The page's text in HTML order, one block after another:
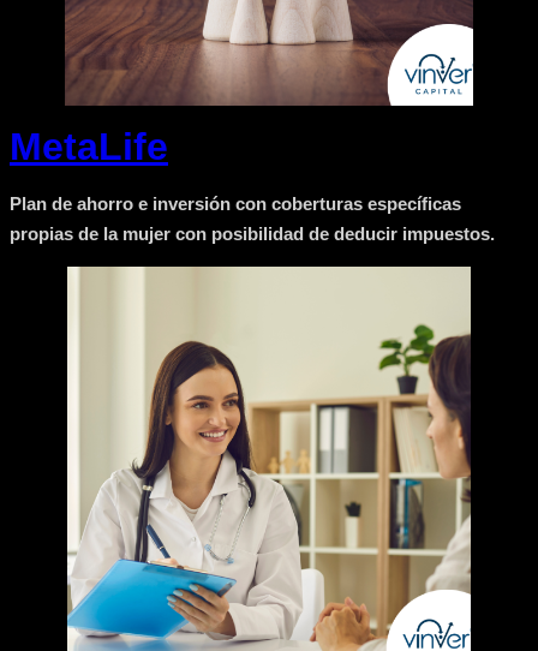
MetaLife
Plan de ahorro e inversión con coberturas específicas
propias de la mujer con posibilidad de deducir impuestos.